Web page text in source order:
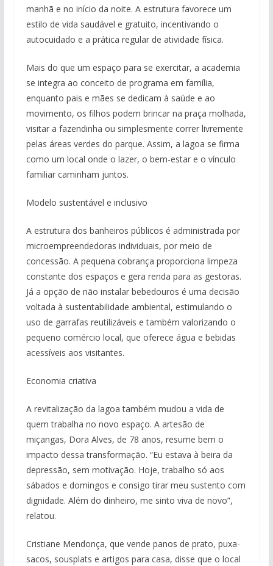
manhã e no início da noite. A estrutura favorece um
estilo de vida saudável e gratuito, incentivando o
autocuidado e a prática regular de atividade física.
Mais do que um espaço para se exercitar, a academia
se integra ao conceito de programa em família,
enquanto pais e mães se dedicam à saúde e ao
movimento, os filhos podem brincar na praça molhada,
visitar a fazendinha ou simplesmente correr livremente
pelas áreas verdes do parque. Assim, a lagoa se firma
como um local onde o lazer, o bem-estar e o vínculo
familiar caminham juntos.
Modelo sustentável e inclusivo
A estrutura dos banheiros públicos é administrada por
microempreendedoras individuais, por meio de
concessão. A pequena cobrança proporciona limpeza
constante dos espaços e gera renda para as gestoras.
Já a opção de não instalar bebedouros é uma decisão
voltada à sustentabilidade ambiental, estimulando o
uso de garrafas reutilizáveis e também valorizando o
pequeno comércio local, que oferece água e bebidas
acessíveis aos visitantes.
Economia criativa
A revitalização da lagoa também mudou a vida de
quem trabalha no novo espaço. A artesão de
miçangas, Dora Alves, de 78 anos, resume bem o
impacto dessa transformação. “Eu estava à beira da
depressão, sem motivação. Hoje, trabalho só aos
sábados e domingos e consigo tirar meu sustento com
dignidade. Além do dinheiro, me sinto viva de novo”,
relatou.
Cristiane Mendonça, que vende panos de prato, puxa-
sacos, sousplats e artigos para casa, disse que o local